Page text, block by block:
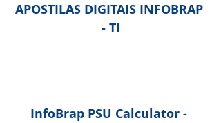
APOSTILAS DIGITAIS INFOBRAP
- TI
InfoBrap PSU Calculator -